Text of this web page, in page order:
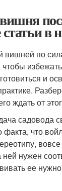
в
вишней по
и
ждать от
садовода
факта, что
ней нужен
ее